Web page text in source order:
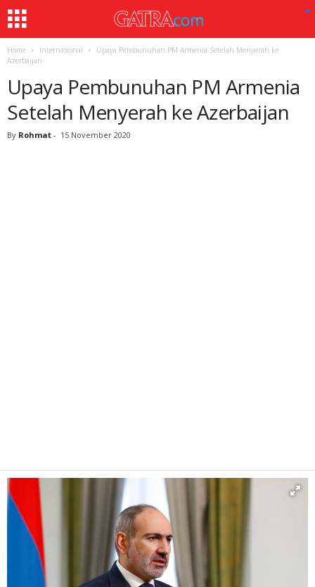
Home Internasional
Upaya Pembunuhan PM Armenia Setelah Menyerah ke
Azerbaijan
Upaya Pembunuhan PM Armenia
Setelah Menyerah ke Azerbaijan
By Rohmat - 15 November 2020